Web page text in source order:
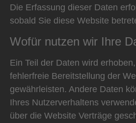
Die Erfassung dieser Daten
sobald Sie diese Website
Wofür nutzen wir Ihre
Ein Teil der Daten wird
fehlerfreie Bereitstellung der
gewährleisten. Andere Daten
Ihres Nutzerverhaltens
über die Website Verträge